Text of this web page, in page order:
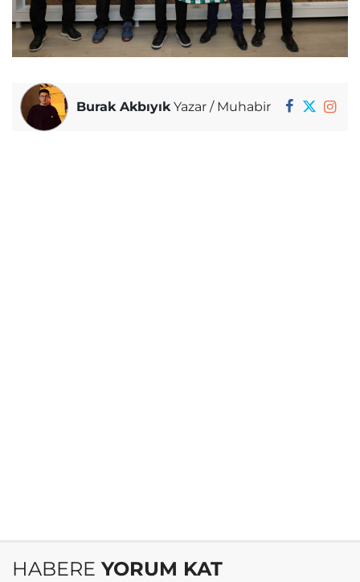
Burak AkbıyıkYazar / Muhabir
HABERE YORUM KAT